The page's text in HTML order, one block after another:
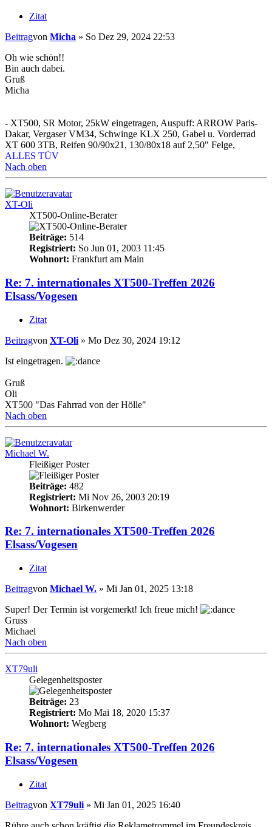
Zitat
Beitragvon Micha » So Dez 29, 2024 22:53
Oh wie schön!!
Bin auch dabei.
Gruß
Micha
- XT500, SR Motor, 25kW eingetragen, Auspuff: ARROW Paris-
Dakar, Vergaser VM34, Schwinge KLX 250, Gabel u. Vorderrad
XT 600 3TB, Reifen 90/90x21, 130/80x18 auf 2,50" Felge,
ALLES TÜV
Nach oben
XT-Oli
XT500-Online-Berater
Beiträge: 514
Registriert: So Jun 01, 2003 11:45
Wohnort: Frankfurt am Main
Re: 7. internationales XT500-Treffen 2026
Elsass/Vogesen
Zitat
Beitragvon XT-Oli » Mo Dez 30, 2024 19:12
Ist eingetragen.
Gruß
Oli
XT500 "Das Fahrrad von der Hölle"
Nach oben
Michael W.
Fleißiger Poster
Beiträge: 482
Registriert: Mi Nov 26, 2003 20:19
Wohnort: Birkenwerder
Re: 7. internationales XT500-Treffen 2026
Elsass/Vogesen
Zitat
Beitragvon Michael W. » Mi Jan 01, 2025 13:18
Super! Der Termin ist vorgemerkt! Ich freue mich!
Gruss
Michael
Nach oben
XT79uli
Gelegenheitsposter
Beiträge: 23
Registriert: Mo Mai 18, 2020 15:37
Wohnort: Wegberg
Re: 7. internationales XT500-Treffen 2026
Elsass/Vogesen
Zitat
Beitragvon XT79uli » Mi Jan 01, 2025 16:40